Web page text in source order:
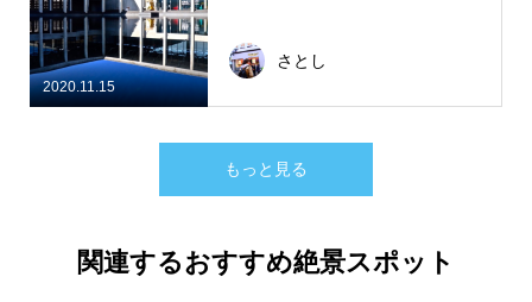
2020.11.15
さとし
もっと見る
関連するおすすめ絶景スポット